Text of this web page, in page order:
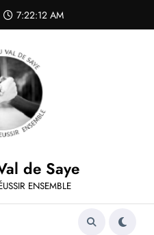
7:22:12 AM
de Saye
ENSEMBLE